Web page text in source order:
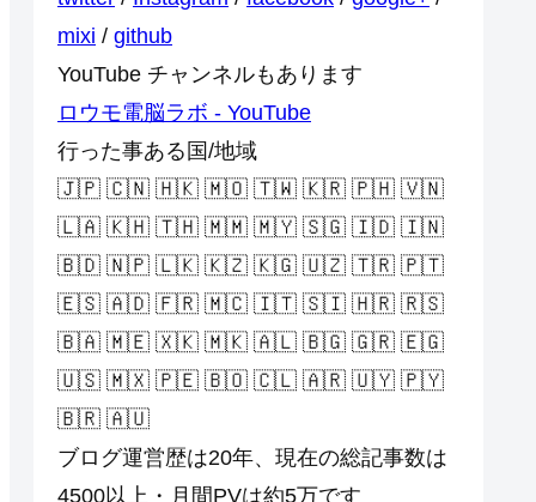
mixi / github
YouTube チャンネルもあります
ロウモ電脳ラボ - YouTube
行った事ある国/地域
🇯🇵 🇨🇳 🇭🇰 🇲🇴 🇹🇼 🇰🇷 🇵🇭 🇻🇳
🇱🇦 🇰🇭 🇹🇭 🇲🇲 🇲🇾 🇸🇬 🇮🇩 🇮🇳
🇧🇩 🇳🇵 🇱🇰 🇰🇿 🇰🇬 🇺🇿 🇹🇷 🇵🇹
🇪🇸 🇦🇩 🇫🇷 🇲🇨 🇮🇹 🇸🇮 🇭🇷 🇷🇸
🇧🇦 🇲🇪 🇽🇰 🇲🇰 🇦🇱 🇧🇬 🇬🇷 🇪🇬
🇺🇸 🇲🇽 🇵🇪 🇧🇴 🇨🇱 🇦🇷 🇺🇾 🇵🇾
🇧🇷 🇦🇺
ブログ運営歴は20年、現在の総記事数は
4500以上・月間PVは約5万です